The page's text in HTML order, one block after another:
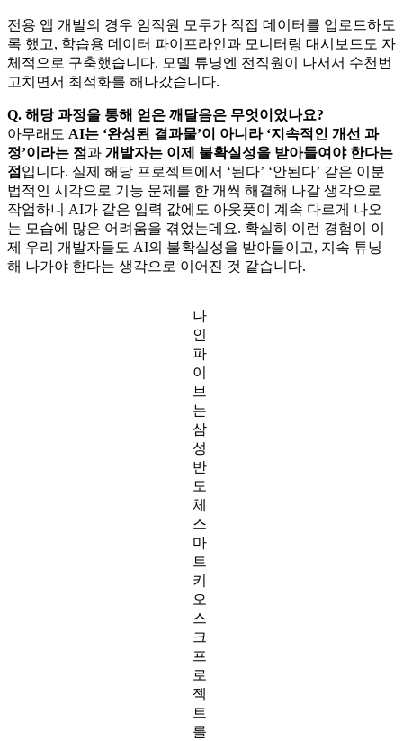
전용 앱 개발의 경우 임직원 모두가 직접 데이터를 업로드하도
록 했고, 학습용 데이터 파이프라인과 모니터링 대시보드도 자
체적으로 구축했습니다. 모델 튜닝엔 전직원이 나서서 수천번
고치면서 최적화를 해나갔습니다.
Q. 해당 과정을 통해 얻은 깨달음은 무엇이었나요?
아무래도 AI는 ‘완성된 결과물’이 아니라 ‘지속적인 개선 과
정’이라는 점과 개발자는 이제 불확실성을 받아들여야 한다는
점 입니다. 실제 해당 프로젝트에서 ‘된다’ ‘안된다’ 같은 이분
법적인 시각으로 기능 문제를 한 개씩 해결해 나갈 생각으로
작업하니 AI가 같은 입력 값에도 아웃풋이 계속 다르게 나오
는 모습에 많은 어려움을 겪었는데요. 확실히 이런 경험이 이
제 우리 개발자들도 AI의 불확실성을 받아들이고, 지속 튜닝
해 나가야 한다는 생각으로 이어진 것 같습니다.
나
인
파
이
브
는
삼
성
반
도
체
스
마
트
키
오
스
크
프
로
젝
트
를